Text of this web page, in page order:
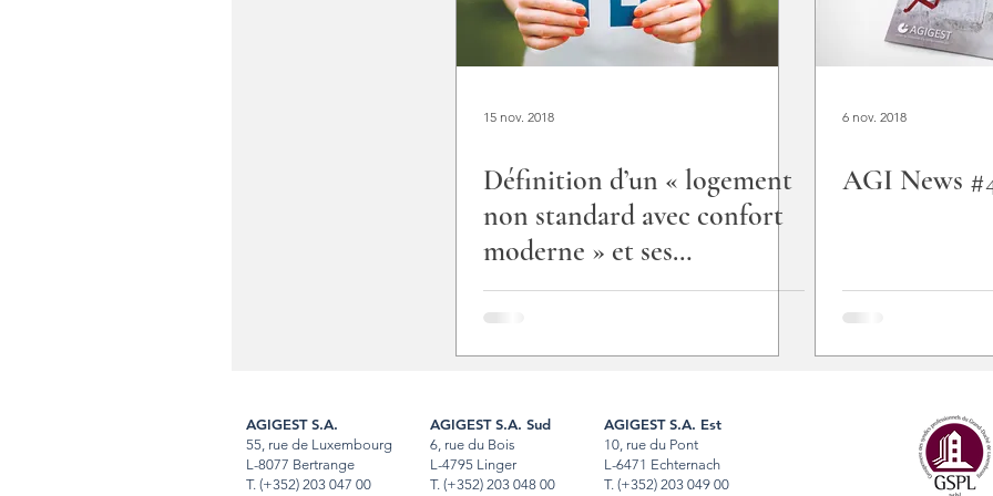
15 nov. 2018
Définition d’un « logement
non standard avec confort
moderne » et ses
conséquences
6 nov. 2018
AGI News
AGIGEST S.A.
55, rue de Luxembourg
L-8077 Bertrange
T. (+352) 203 047 00
AGIGEST S.A. Sud
6, rue du Bois
L-4795 Linger
T. (+352) 203 048 00
AGIGEST S.A. Est
10, rue du Pont
L-6471 Echternach
T. (+352) 203 049 00